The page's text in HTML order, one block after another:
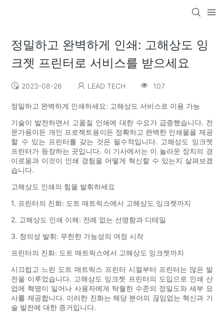
정밀하고 완벽하게 인쇄: 고해상도 잉
크젯 프린터로 서비스를 받으세요
2023-08-26 LEAD TECH 107
정밀하고 완벽하게 인쇄하세요: 고해상도 서비스로 이용 가능
기술이 발전하면서 고품질 인쇄에 대한 수요가 급증했습니다. 전
문가용이든 개인 프로젝트용이든 정확하고 완벽한 인쇄물을 제공
할 수 있는 프린터를 갖는 것은 필수적입니다. 고해상도 잉크젯
프린터가 등장하는 곳입니다. 이 기사에서는 이 놀라운 장치의 경
이로움과 이것이 인쇄 경험을 어떻게 혁신할 수 있는지 살펴보겠
습니다.
고해상도 인쇄의 힘을 발휘하세요
1. 프린터의 진화: 도트 매트릭스에서 고해상도 잉크젯까지
2. 고해상도 인쇄 이해: 전례 없는 선명함과 디테일
3. 창의성 발휘: 무한한 가능성의 여정 시작
프린터의 진화: 도트 매트릭스에서 고해상도 잉크젯까지
시끄럽고 느린 도트 매트릭스 프린터 시절부터 프린터는 많은 발
전을 이루었습니다. 고해상도 잉크젯 프린터의 도입으로 인쇄 산
업에 혁명이 일어나 사용자에게 탁월한 수준의 정밀도와 세부 묘
사를 제공합니다. 이러한 진화는 해당 분야의 끊임없는 혁신과 기
술 발전에 대한 증거입니다.